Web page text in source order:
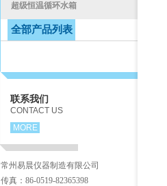
超级恒温循环水箱
全部产品列表
联系我们
CONTACT US
MORE
常州易晨仪器制造有限公司
传真：86-0519-82365398